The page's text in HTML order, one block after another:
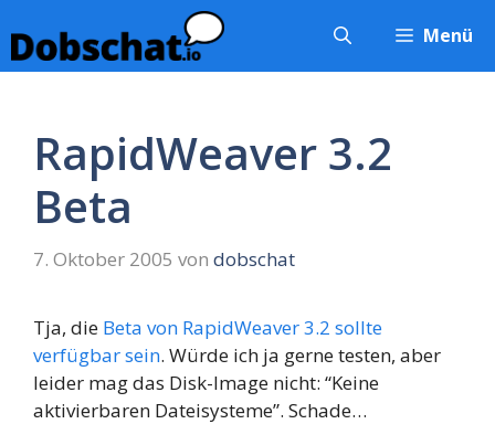
Inhalt
springen
Menü
RapidWeaver 3.2
Beta
7. Oktober 2005 von dobschat
Tja, die Beta von RapidWeaver 3.2 sollte
verfügbar sein. Würde ich ja gerne testen, aber
leider mag das Disk-Image nicht: “Keine
aktivierbaren Dateisysteme”. Schade…